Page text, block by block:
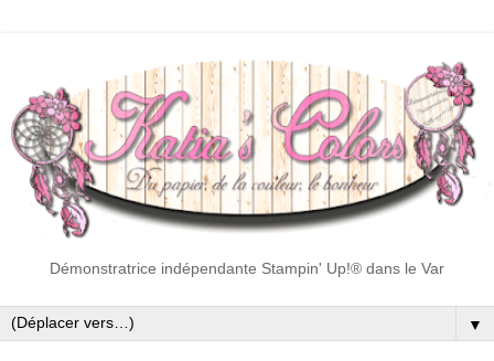
Démonstratrice indépendante Stampin' Up!® dans le Var
▼